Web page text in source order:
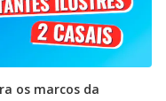
os marcos da